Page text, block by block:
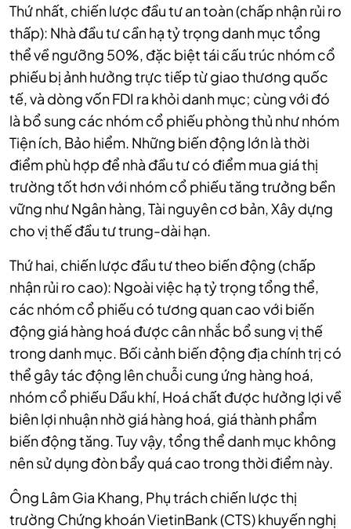
Thứ nhất, chiến lược đầu tư an toàn (chấp nhận rủi ro
thấp): Nhà đầu tư cần hạ tỷ trọng danh mục tổng
thể về ngưỡng 50%, đặc biệt tái cấu trúc nhóm cổ
phiếu bị ảnh hưởng trực tiếp từ giao thương quốc
tế, và dòng vốn FDI ra khỏi danh mục; cùng với đó
là bổ sung các nhóm cổ phiếu phòng thủ như nhóm
Tiện ích, Bảo hiểm. Những biến động lớn là thời
điểm phù hợp để nhà đầu tư có điểm mua giá thị
trường tốt hơn với nhóm cổ phiếu tăng trưởng bền
vững như Ngân hàng, Tài nguyên cơ bản, Xây dựng
cho vị thế đầu tư trung-dài hạn.
Thứ hai, chiến lược đầu tư theo biến động (chấp
nhận rủi ro cao): Ngoài việc hạ tỷ trọng tổng thể,
các nhóm cổ phiếu có tương quan cao với biến
động giá hàng hoá được cân nhắc bổ sung vị thế
trong danh mục. Bối cảnh biến động địa chính trị có
thể gây tác động lên chuỗi cung ứng hàng hoá,
nhóm cổ phiếu Dầu khí, Hoá chất được hưởng lợi về
biên lợi nhuận nhờ giá hàng hoá, giá thành phẩm
biến động tăng. Tuy vậy, tổng thể danh mục không
nên sử dụng đòn bẩy quá cao trong thời điểm này.
Ông Lâm Gia Khang, Phụ trách chiến lược thị
trường Chứng khoán VietinBank (CTS) khuyến nghị